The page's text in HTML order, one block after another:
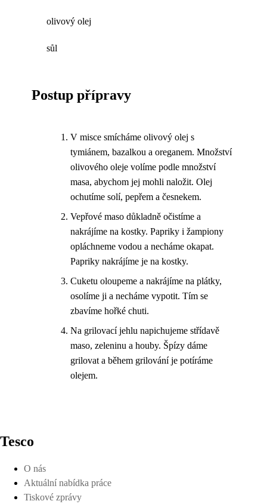
olivový olej
sůl
Postup přípravy
V misce smícháme olivový olej s
tymiánem, bazalkou a oreganem. Množství
olivového oleje volíme podle množství
masa, abychom jej mohli naložit. Olej
ochutíme solí, pepřem a česnekem.
Vepřové maso důkladně očistíme a
nakrájíme na kostky. Papriky i žampiony
opláchneme vodou a necháme okapat.
Papriky nakrájíme je na kostky.
Cuketu oloupeme a nakrájíme na plátky,
osolíme ji a necháme vypotit. Tím se
zbavíme hořké chuti.
Na grilovací jehlu napichujeme střídavě
maso, zeleninu a houby. Špízy dáme
grilovat a během grilování je potíráme
olejem.
Tesco
O nás
Aktuální nabídka práce
Tiskové zprávy